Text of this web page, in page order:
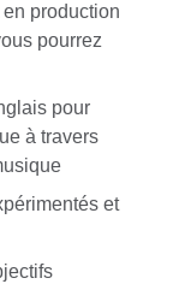
production
pourrez
pour
à travers
et